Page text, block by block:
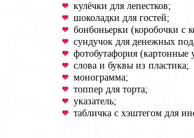
кулёчки для лепестков;
шоколадки для гостей;
бонбоньерки (коробочки с
сундучок для денежных
фотобутафория (картонные
слова и буквы из пластика;
монограмма;
топпер для торта;
указатель;
табличка с хэштегом для